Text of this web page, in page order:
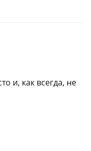
и, как всегда, не